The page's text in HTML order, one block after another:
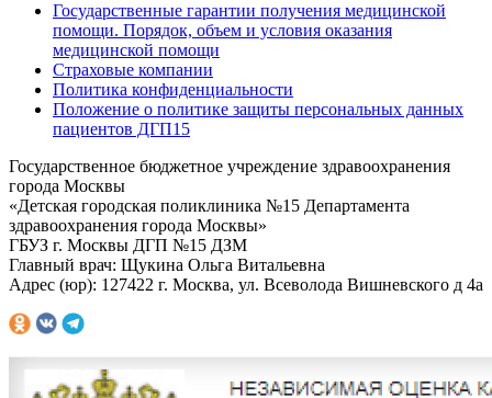
Государственные гарантии получения медицинской
помощи. Порядок, объем и условия оказания
медицинской помощи
Страховые компании
Политика конфиденциальности
Положение о политике защиты персональных данных
пациентов ДГП15
Государственное бюджетное учреждение здравоохранения
города Москвы
«Детская городская поликлиника №15 Департамента
здравоохранения города Москвы»
ГБУЗ г. Москвы ДГП №15 ДЗМ
Главный врач: Щукина Ольга Витальевна
Адрес (юр): 127422 г. Москва, ул. Всеволода Вишневского д 4а